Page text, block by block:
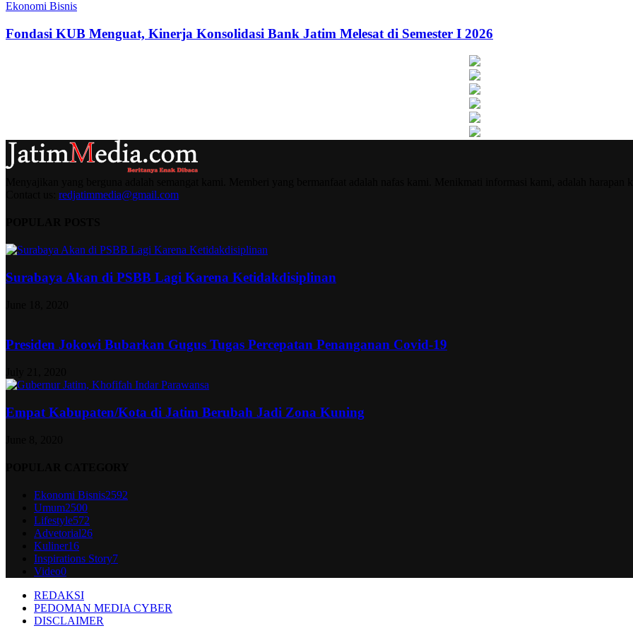
Ekonomi Bisnis
Fondasi KUB Menguat, Kinerja Konsolidasi Bank Jatim Melesat di Semester I 2026
redjatimmedia@gmail.com
Surabaya Akan di PSBB Lagi Karena Ketidakdisiplinan
Presiden Jokowi Bubarkan Gugus Tugas Percepatan Penanganan Covid-19
Empat Kabupaten/Kota di Jatim Berubah Jadi Zona Kuning
Ekonomi Bisnis2592
Umum2500
Lifestyle572
Advetorial26
Kuliner16
Inspirations Story7
Video0
REDAKSI
PEDOMAN MEDIA CYBER
DISCLAIMER